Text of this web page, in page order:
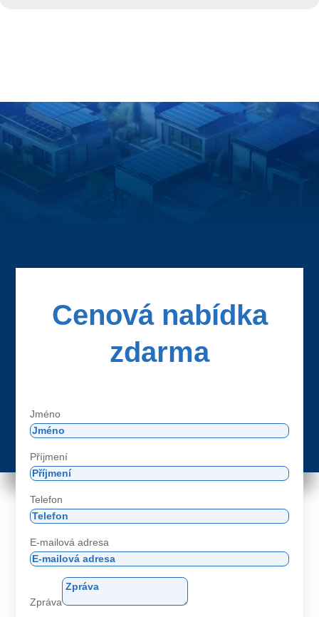
Cenová nabídka
zdarma
Jméno
Příjmení
Telefon
E-mailová adresa
Zpráva